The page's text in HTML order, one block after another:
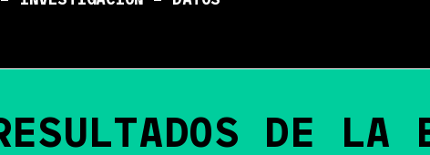
DE LA